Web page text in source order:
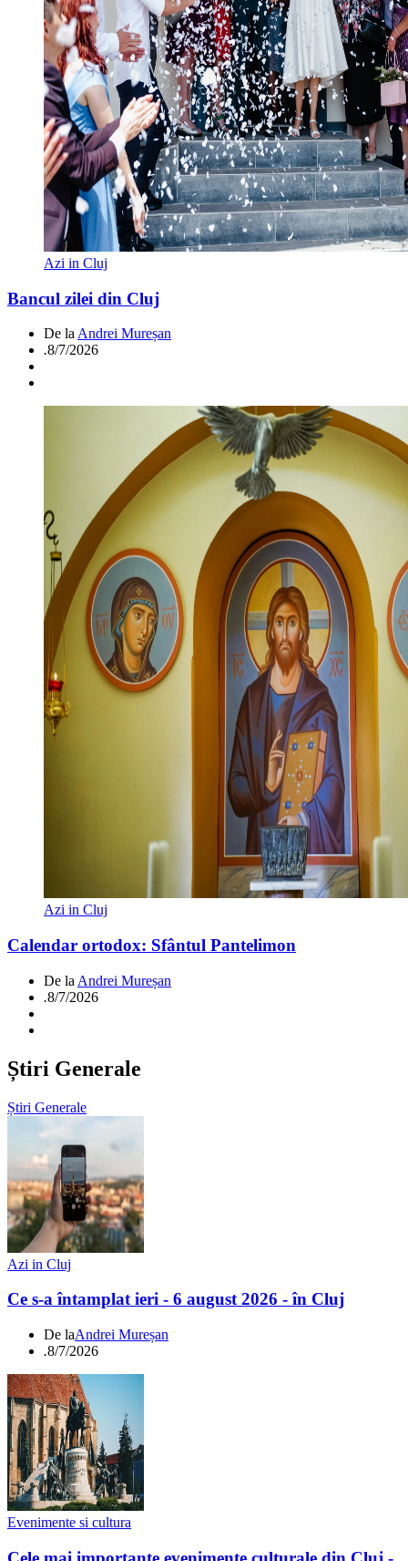
Azi in Cluj
Bancul zilei din Cluj
De la Andrei Mureșan
.8/7/2026
Azi in Cluj
Calendar ortodox: Sfântul Pantelimon
De la Andrei Mureșan
.8/7/2026
Știri Generale
Știri Generale
Azi in Cluj
Ce s-a întamplat ieri - 6 august 2026 - în Cluj
De laAndrei Mureșan
.8/7/2026
Evenimente si cultura